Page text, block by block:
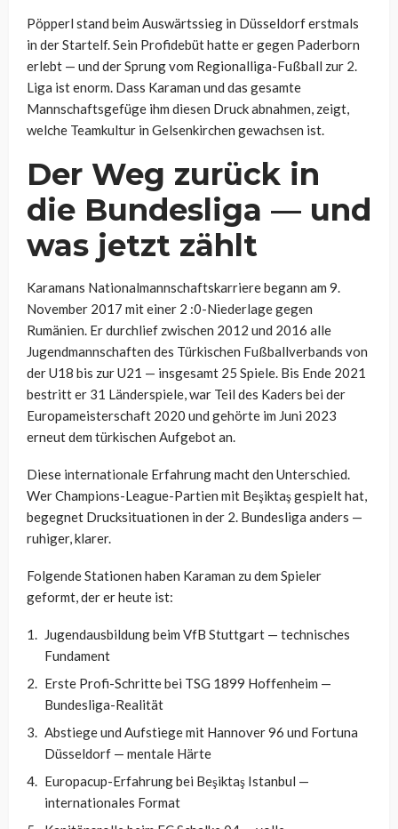
Pöpperl stand beim Auswärtssieg in Düsseldorf erstmals
in der Startelf. Sein Profidebüt hatte er gegen Paderborn
erlebt — und der Sprung vom Regionalliga-Fußball zur 2.
Liga ist enorm. Dass Karaman und das gesamte
Mannschaftsgefüge ihm diesen Druck abnahmen, zeigt,
welche Teamkultur in Gelsenkirchen gewachsen ist.
Der Weg zurück in
die Bundesliga — und
was jetzt zählt
Karamans Nationalmannschaftskarriere begann am 9.
November 2017 mit einer 2 :0-Niederlage gegen
Rumänien. Er durchlief zwischen 2012 und 2016 alle
Jugendmannschaften des Türkischen Fußballverbands von
der U18 bis zur U21 — insgesamt 25 Spiele. Bis Ende 2021
bestritt er 31 Länderspiele, war Teil des Kaders bei der
Europameisterschaft 2020 und gehörte im Juni 2023
erneut dem türkischen Aufgebot an.
Diese internationale Erfahrung macht den Unterschied.
Wer Champions-League-Partien mit Beşiktaş gespielt hat,
begegnet Drucksituationen in der 2. Bundesliga anders —
ruhiger, klarer.
Folgende Stationen haben Karaman zu dem Spieler
geformt, der er heute ist:
Jugendausbildung beim VfB Stuttgart — technisches
Fundament
Erste Profi-Schritte bei TSG 1899 Hoffenheim —
Bundesliga-Realität
Abstiege und Aufstiege mit Hannover 96 und Fortuna
Düsseldorf — mentale Härte
Europacup-Erfahrung bei Beşiktaş Istanbul —
internationales Format